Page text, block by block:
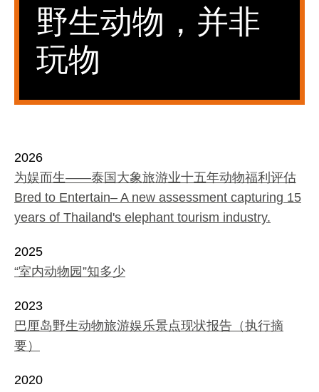
野生动物，并非
玩物
2026
为娱而生——泰国大象旅游业十五年动物福利评估
Bred to Entertain– A new assessment capturing 15
years of Thailand's elephant tourism industry.
2025
“室内动物园”知多少
2023
巴厘岛野生动物旅游娱乐景点现状报告（执行摘
要）
2020